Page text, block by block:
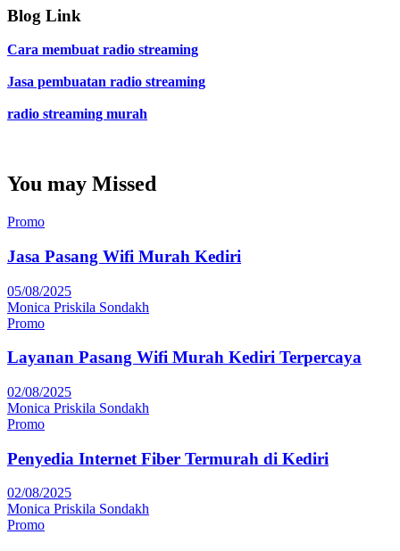
Blog Link
Cara membuat radio streaming
Jasa pembuatan radio streaming
radio streaming murah
You may Missed
Promo
Jasa Pasang Wifi Murah Kediri
05/08/2025
Monica Priskila Sondakh
Promo
Layanan Pasang Wifi Murah Kediri Terpercaya
02/08/2025
Monica Priskila Sondakh
Promo
Penyedia Internet Fiber Termurah di Kediri
02/08/2025
Monica Priskila Sondakh
Promo